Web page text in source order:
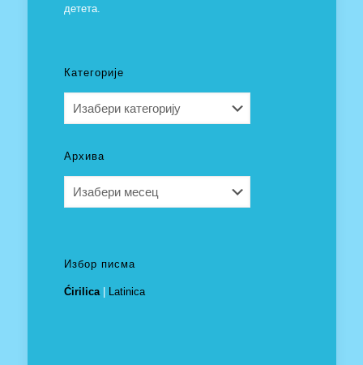
детета.
Категорије
Архива
Избор писма
Ćirilica| Latinica